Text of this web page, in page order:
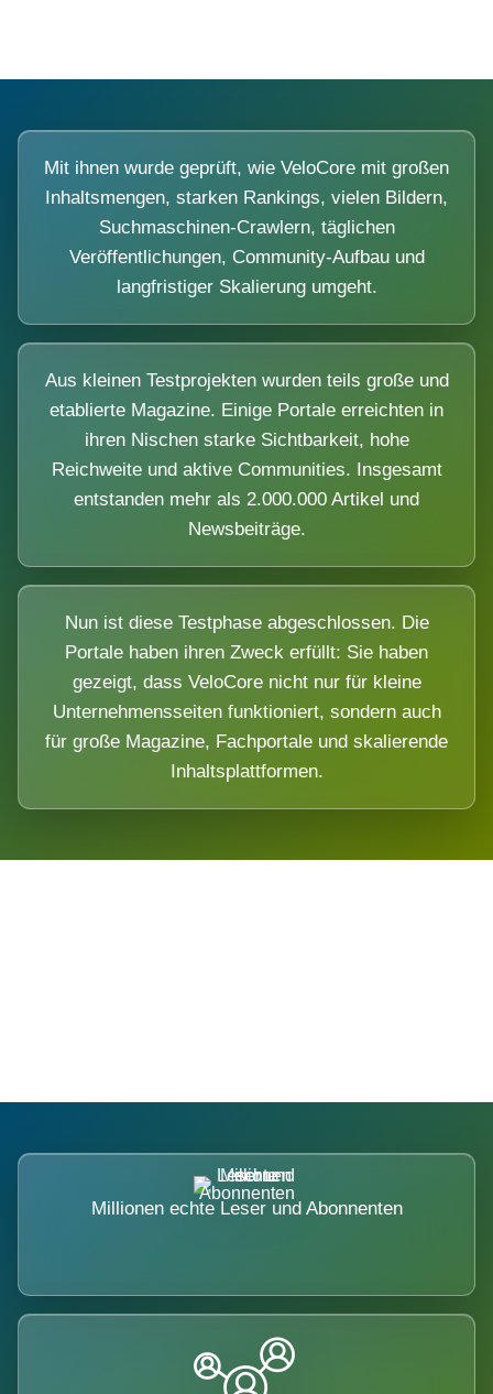
Mit ihnen wurde geprüft, wie VeloCore mit großen
Inhaltsmengen, starken Rankings, vielen Bildern,
Suchmaschinen-Crawlern, täglichen
Veröffentlichungen, Community-Aufbau und
langfristiger Skalierung umgeht.
Aus kleinen Testprojekten wurden teils große und
etablierte Magazine. Einige Portale erreichten in
ihren Nischen starke Sichtbarkeit, hohe
Reichweite und aktive Communities. Insgesamt
entstanden mehr als 2.000.000 Artikel und
Newsbeiträge.
Nun ist diese Testphase abgeschlossen. Die
Portale haben ihren Zweck erfüllt: Sie haben
gezeigt, dass VeloCore nicht nur für kleine
Unternehmensseiten funktioniert, sondern auch
für große Magazine, Fachportale und skalierende
Inhaltsplattformen.
Millionen echte Leser und Abonnenten